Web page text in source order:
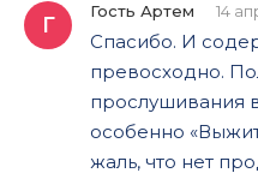
Г
Гость Артем 14
Спасибо. И
превосходно.
прослушивания
особенно
жаль, что нет